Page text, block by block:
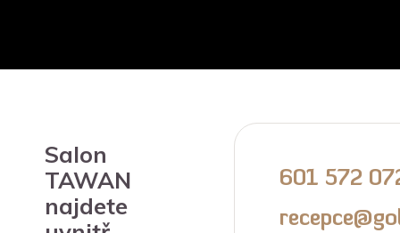
Salon
TAWAN
najdete
601 572